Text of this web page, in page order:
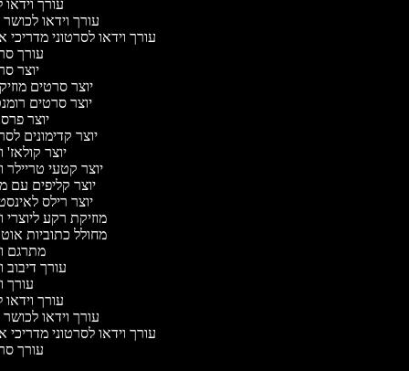
עורך וידאו
עורך וידאו לכושר
עורך וידאו לסרטוני מדריכי
עורך
יוצר
יוצר סרטים
יוצר סרטים
יוצר
יוצר קדימונים
יוצר קולאז'
יוצר קטעי טריילר
יוצר קליפים עם
יוצר רילס
מוזיקת רקע ליוצרי
מחולל כתוביות
מתרגם
עורך דיבוב
עורך
עורך וידאו
עורך וידאו לכושר
עורך וידאו לסרטוני מדריכי
עורך